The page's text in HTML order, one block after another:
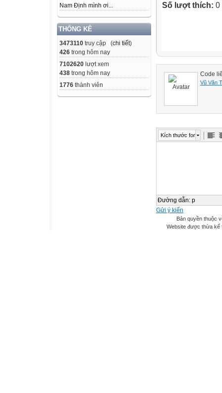
Nam Định mình ơi...
THỐNG KÊ
3473110 truy cập (chi tiết)
426 trong hôm nay
7102620 lượt xem
438 trong hôm nay
1776 thành viên
Số lượt thích: 0
Code
Vũ Văn
Kích thước font
Đường dẫn: p
Gửi ý kiến
Bản quyền thuộc
Website được thừa